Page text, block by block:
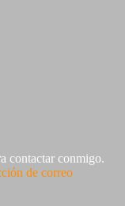
contactar conmigo.
de correo